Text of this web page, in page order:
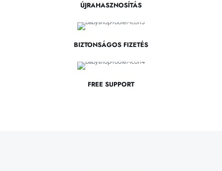
ÚJRAHASZNOSÍTÁS
BIZTONSÁGOS FIZETÉS
FREE SUPPORT